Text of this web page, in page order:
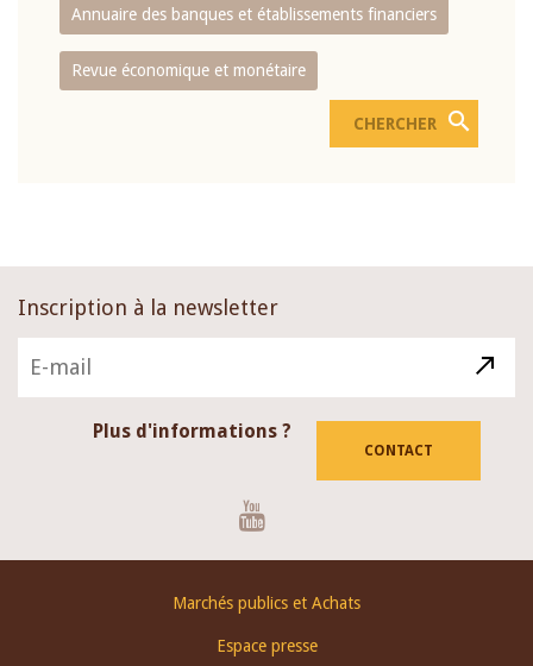
Annuaire des banques et établissements financiers
Revue économique et monétaire
Inscription à la newsletter
Plus d'informations ?
CONTACT
Marchés publics et Achats
Espace presse